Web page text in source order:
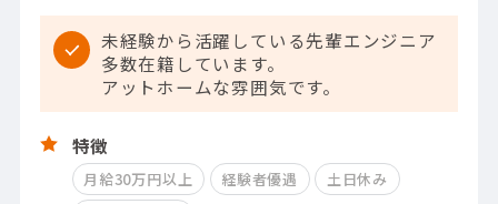
未経験から活躍している先輩エンジニア
多数在籍しています。
アットホームな雰囲気です。
特徴
月給30万円以上 経験者優遇
土日休み